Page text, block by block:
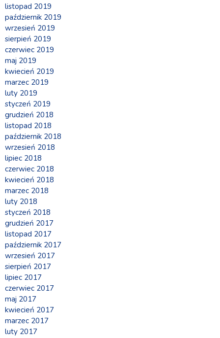
listopad 2019
październik 2019
wrzesień 2019
sierpień 2019
czerwiec 2019
maj 2019
kwiecień 2019
marzec 2019
luty 2019
styczeń 2019
grudzień 2018
listopad 2018
październik 2018
wrzesień 2018
lipiec 2018
czerwiec 2018
kwiecień 2018
marzec 2018
luty 2018
styczeń 2018
grudzień 2017
listopad 2017
październik 2017
wrzesień 2017
sierpień 2017
lipiec 2017
czerwiec 2017
maj 2017
kwiecień 2017
marzec 2017
luty 2017